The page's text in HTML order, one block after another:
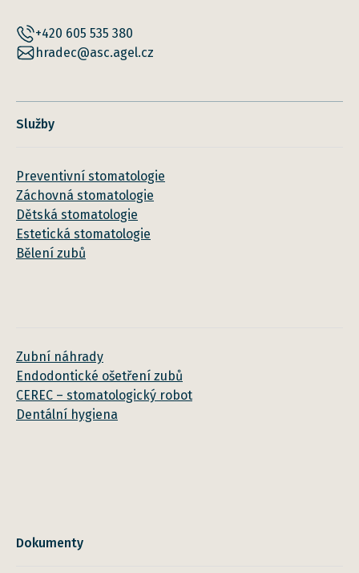
+420 605 535 380
hradec@asc.agel.cz
Služby
Preventivní stomatologie
Záchovná stomatologie
Dětská stomatologie
Estetická stomatologie
Bělení zubů
Zubní náhrady
Endodontické ošetření zubů
CEREC – stomatologický robot
Dentální hygiena
Dokumenty